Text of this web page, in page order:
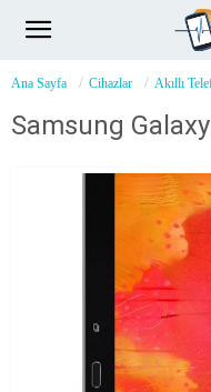
Ana Sayfa Cihazlar Akıllı
Samsung